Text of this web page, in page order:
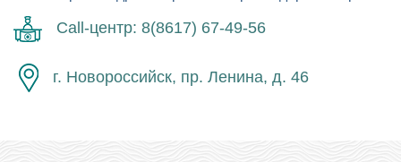
Call-центр: 8(8617) 67-49-56
г. Новороссийск, пр. Ленина, д. 46